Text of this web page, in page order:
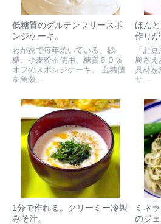
低糖質のグルテンフリースポ
ンジケーキ。
わが家で毎年焼いている、砂
糖、小麦粉不使用、糖質６０％
オフのスポンジケーキ。 血糖値
を急激...
ほん
作りが
「お
腐さえ
具材を
サ...
1分で作れる。クリーミー冷製
みそ汁。
ミネ
のジェ